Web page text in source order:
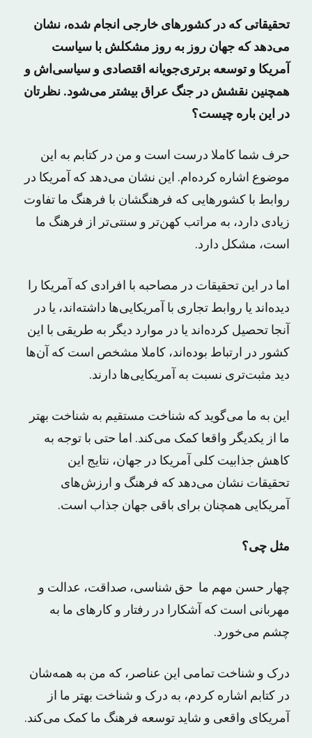
تحقیقاتی که در کشورهای خارجی انجام شده، نشان
می‌دهد که جهان روز به روز مشکلش با سیاست
آمریکا و توسعه برتری‌جویانه اقتصادی و سیاسی‌اش و
همچنین نقشش در جنگ عراق بیشتر می‌شود. نظرتان
در این باره چیست؟
حرف شما کاملا درست است و من در کتابم به این
موضوع اشاره کرده‌ام. این نشان می‌دهد که آمریکا در
روابط با کشورهایی که فرهنگشان با فرهنگ ما تفاوت
زیادی دارد، به مراتب کهن‌تر و سنتی‌تر از فرهنگ ما
است، مشکل دارد.
اما در این تحقیقات در مصاحبه با افرادی که آمریکا را
دیده‌اند یا روابط تجاری با آمریکایی‌ها داشته‌اند، یا در
آنجا تحصیل کرده‌اند یا در موارد دیگر به طریقی با این
کشور در ارتباط بوده‌اند، کاملا مشخص است که آن‌ها
دید مثبت‌تری نسبت به آمریکایی‌ها دارند.
این به ما می‌گوید که شناخت مستقیم به شناخت بهتر
ما از یکدیگر واقعا کمک می‌کند. اما حتی با توجه به
کاهش جذابیت کلی آمریکا در جهان، نتایج این
تحقیقات نشان می‌دهد که فرهنگ و ارزش‌های
آمریکایی همچنان برای باقی جهان جذاب است.
مثل چی؟
چهار حسن مهم ما حق شناسی، صداقت، عدالت و
مهربانی است که آشکارا در رفتار و کارهای ما به
چشم می‌خورد.
درک و شناخت تمامی این عناصر، که من به همه‌شان
در کتابم اشاره کردم، به درک و شناخت بهتر ما از
آمریکای واقعی و شاید توسعه فرهنگ ما کمک می‌کند.